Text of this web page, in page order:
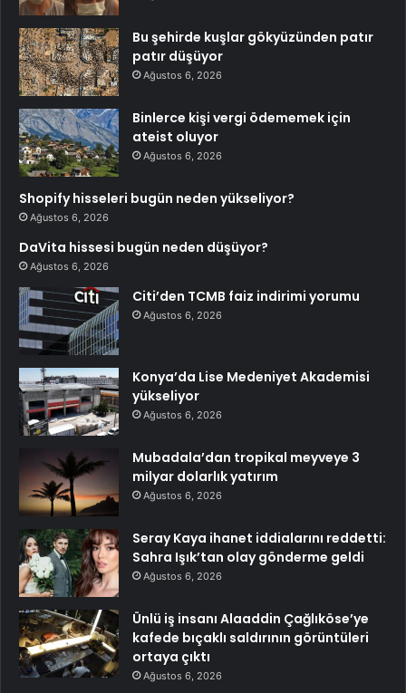
Bu şehirde kuşlar gökyüzünden patır
patır düşüyor
Ağustos 6, 2026
Binlerce kişi vergi ödememek için
ateist oluyor
Ağustos 6, 2026
Shopify hisseleri bugün neden yükseliyor?
Ağustos 6, 2026
DaVita hissesi bugün neden düşüyor?
Ağustos 6, 2026
Citi’den TCMB faiz indirimi yorumu
Ağustos 6, 2026
Konya’da Lise Medeniyet Akademisi
yükseliyor
Ağustos 6, 2026
Mubadala’dan tropikal meyveye 3
milyar dolarlık yatırım
Ağustos 6, 2026
Seray Kaya ihanet iddialarını reddetti:
Sahra Işık’tan olay gönderme geldi
Ağustos 6, 2026
Ünlü iş insanı Alaaddin Çağlıköse’ye
kafede bıçaklı saldırının görüntüleri
ortaya çıktı
Ağustos 6, 2026